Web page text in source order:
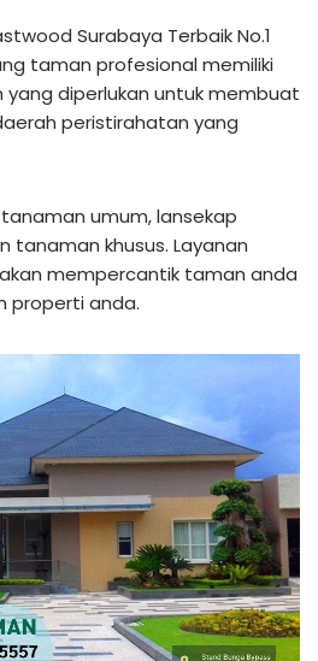
Surabaya Terbaik No.1
taman profesional memiliki
diperlukan untuk membuat
peristirahatan yang
umum, lansekap
khusus. Layanan
mempercantik taman anda
properti anda.